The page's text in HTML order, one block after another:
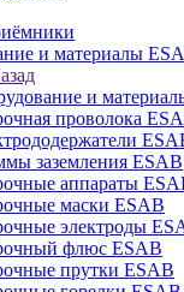
и материалы
и
проволока
заземления ESAB
аппараты
маски ESAB
электроды
флюс ESAB
прутки ESAB